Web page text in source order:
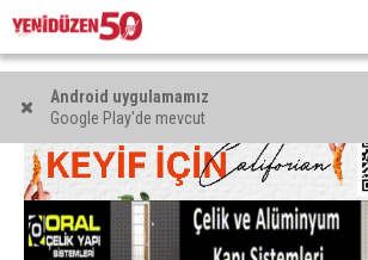
Android uygulamamız
Google Play'de mevcut